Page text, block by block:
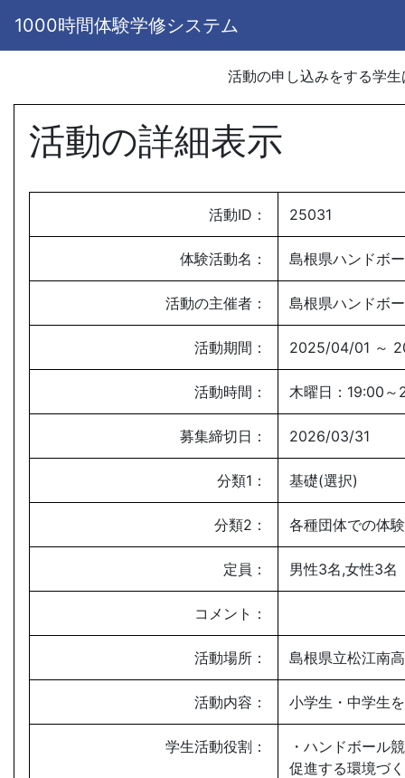
1000時間体験学修システム
活動の申し込みをする学
活動の詳細表示
活動ID： 25031
体験活動名： 島根県ハンドボ
活動の主催者： 島根県ハンドボ
活動期間： 2025/04/01 ～
活動時間： 木曜日：19:00
募集締切日： 2026/03/31
分類1： 基礎(選択)
分類2： 各種団体での体験
定員： 男性3名,女性3名
コメント：
活動場所： 島根県立松江南
活動内容： 小学生・中学生
学生活動役割：
・ハンドボール
促進する環境づ